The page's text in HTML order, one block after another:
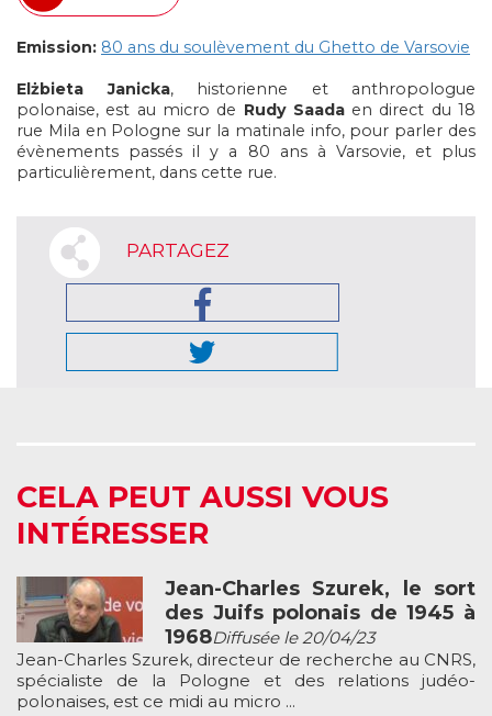
Emission: 80 ans du soulèvement du Ghetto de Varsovie
Elżbieta Janicka, historienne et anthropologue
polonaise, est au micro de Rudy Saada en direct du 18
rue Mila en Pologne sur la matinale info, pour parler des
évènements passés il y a 80 ans à Varsovie, et plus
particulièrement, dans cette rue.
PARTAGEZ
CELA PEUT AUSSI VOUS
INTÉRESSER
Jean-Charles Szurek, le sort
des Juifs polonais de 1945 à
1968Diffusée le 20/04/23
Jean-Charles Szurek, directeur de recherche au CNRS,
spécialiste de la Pologne et des relations judéo-
polonaises, est ce midi au micro ...